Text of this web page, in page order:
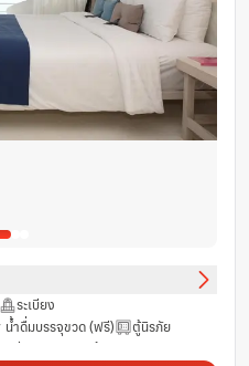
ระเบียง
น้ำดื่มบรรจุขวด (ฟรี)
ตู้นิรภัย
ฝักบัว
รองเท้าแตะ